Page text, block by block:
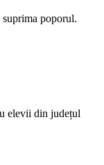
poporul.
elevii din județul